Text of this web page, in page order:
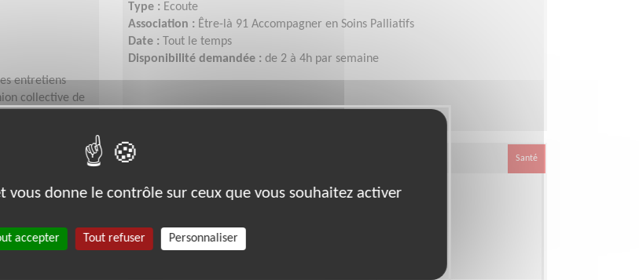
entretiens
collective de
Type : Ecoute
Association : Être-là 91 Accompagner en Soins Palliatifs
Date :
Tout le temps
Disponibilité demandée : de 2 à 4h par semaine
Santé Santé
vous donne le contrôle sur ceux que vous souhaitez activer
accepter Tout refuser Personnaliser